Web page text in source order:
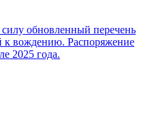
обновленный перечень
к вождению. Распоряжение
2025 года.